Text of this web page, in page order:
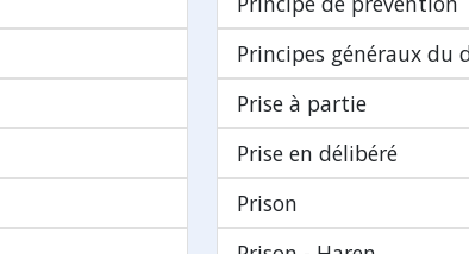
Principes généraux du
Prise à partie
Prise en délibéré
Prison